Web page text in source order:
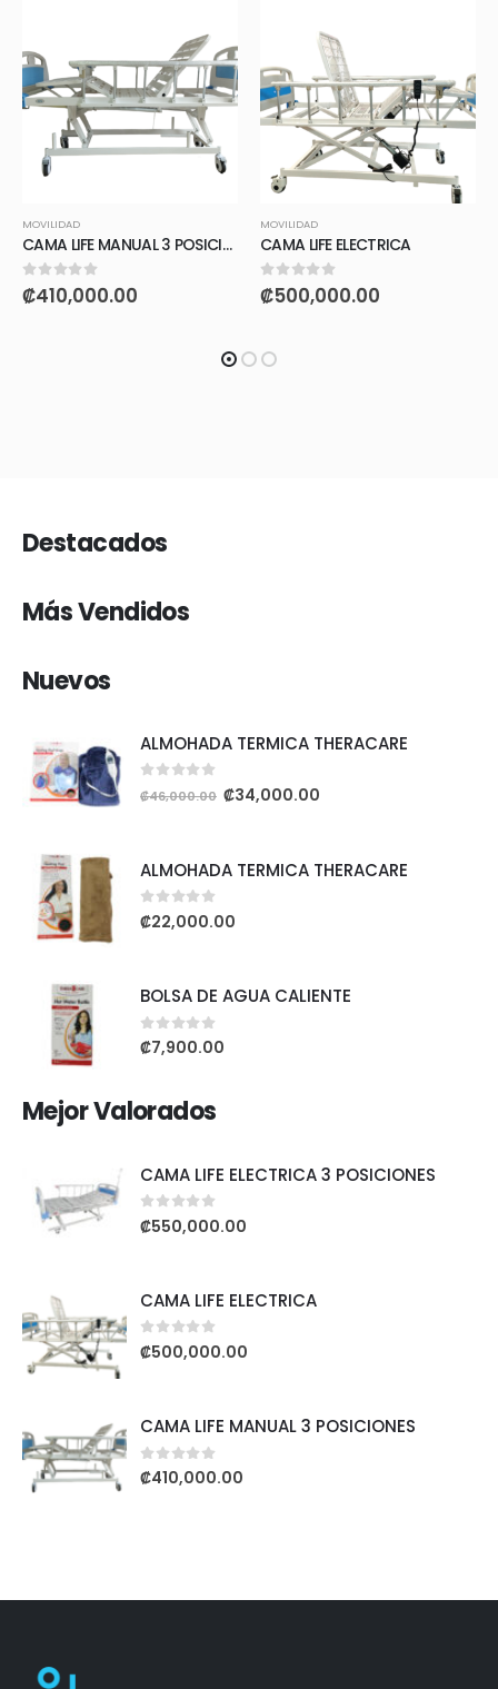
MOVILIDAD
CAMA LIFE MANUAL 3 POSICIONES
0out of 5
₡410,000.00
MOVILIDAD
CAMA LIFE ELECTRICA
0out of 5
₡500,000.00
Destacados
Más Vendidos
Nuevos
ALMOHADA TERMICA THERACARE
0out of 5
₡46,000.00 ₡34,000.00
ALMOHADA TERMICA THERACARE
0out of 5
₡22,000.00
BOLSA DE AGUA CALIENTE
0out of 5
₡7,900.00
Mejor Valorados
CAMA LIFE ELECTRICA 3 POSICIONES
0out of 5
₡550,000.00
CAMA LIFE ELECTRICA
0out of 5
₡500,000.00
CAMA LIFE MANUAL 3 POSICIONES
0out of 5
₡410,000.00